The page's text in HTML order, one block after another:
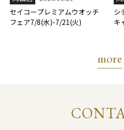
セイコープレミアムウオッチ
フェア7/8(水)-7/21(火)
シ
キ
more